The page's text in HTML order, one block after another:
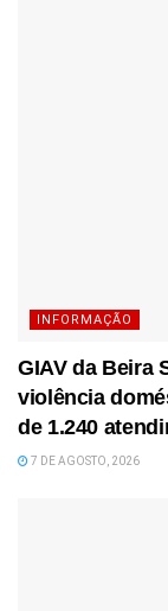
INFORMAÇÃO
GIAV da Beira
violência
de 1.240
7 DE AGOSTO, 2026